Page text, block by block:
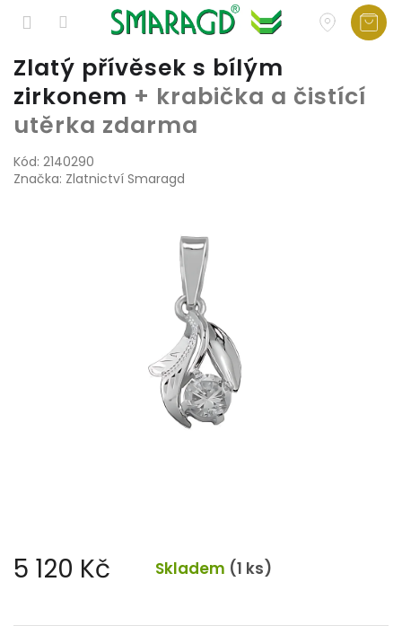
Přejít
na
obsah
Zlatý přívěsek s bílým
zirkonem + krabička a čistící
utěrka zdarma
Kód: 2140290
Značka: Zlatnictví Smaragd
5 120 Kč Skladem (1 ks)